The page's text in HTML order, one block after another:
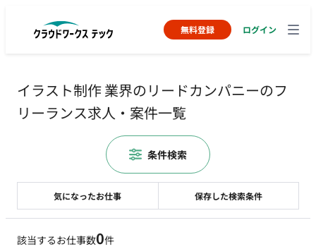
無料登録 ログイン
イラスト制作 業界のリードカンパニーのフ
リーランス求人・案件一覧
該当するお仕事数0件
気になったお仕事 保存した検索条件
条件検索